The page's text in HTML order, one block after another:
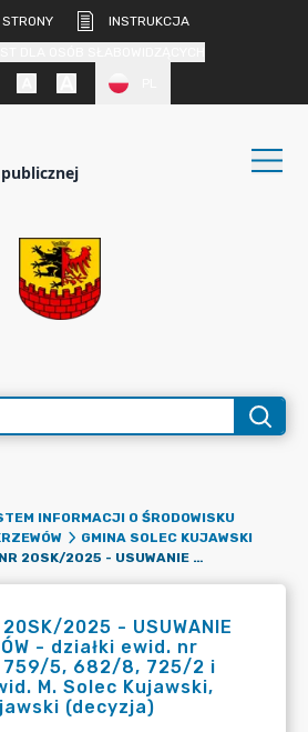
INSTRUKCJA
INFORMACJI O ŚRODOWISKU
GMINA SOLEC KUJAWSKI
KARTA SIOS NR 20SK/2025 - USUWANIE DRZEW I KRZEWÓW - DZIAŁKI EWID. NR 621/10, 391/31, 759/5, 682/8, 725/2 I 818/9, OBRĘB EWID. M. SOLEC KUJAWSKI, GMINA SOLEC KUJAWSKI (DECYZJA)
20SK/2025 - USUWANIE
- działki ewid. nr
759/5, 682/8, 725/2 i
M. Solec Kujawski,
(decyzja)